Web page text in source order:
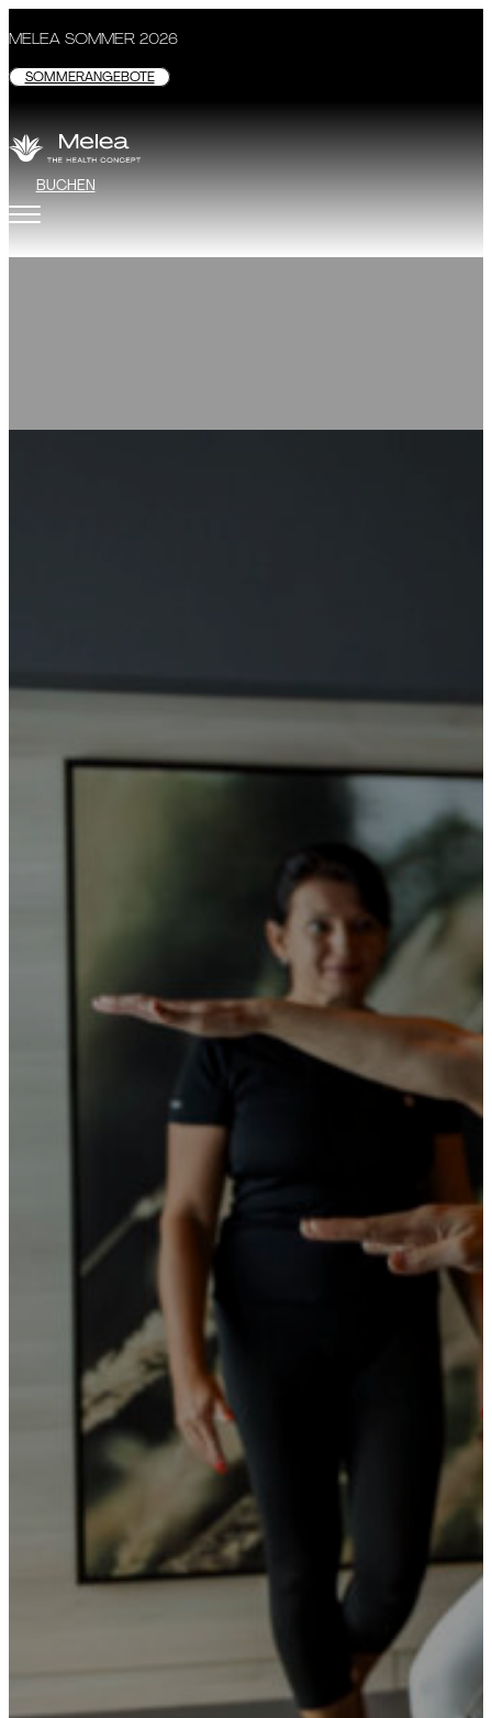
MELEA SOMMER 2026
SOMMERANGEBOTE
BUCHEN